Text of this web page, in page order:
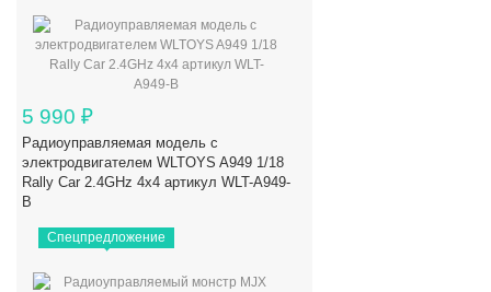
5 990 ₽
Радиоуправляемая модель с
электродвигателем WLTOYS A949 1/18
Rally Car 2.4GHz 4x4 артикул WLT-A949-
B
Спецпредложение